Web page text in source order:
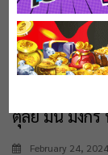
7 ลัคนาราศี
ตุลย์ มีน มังก
February 24, 2024